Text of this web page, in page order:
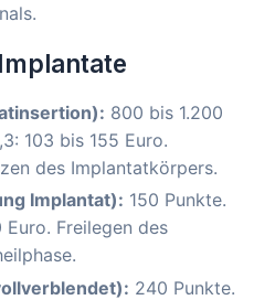
800 bis 1.200
103 bis 155 Euro.
des Implantatkörpers.
Implantat): 150 Punkte.
Freilegen des
240 Punkte.